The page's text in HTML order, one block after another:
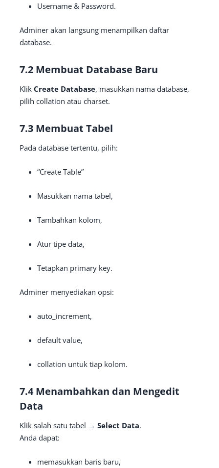
Username & Password.
Adminer akan langsung menampilkan daftar
database.
7.2 Membuat Database Baru
Klik Create Database, masukkan nama database,
pilih collation atau charset.
7.3 Membuat Tabel
Pada database tertentu, pilih:
“Create Table”
Masukkan nama tabel,
Tambahkan kolom,
Atur tipe data,
Tetapkan primary key.
Adminer menyediakan opsi:
auto_increment,
default value,
collation untuk tiap kolom.
7.4 Menambahkan dan Mengedit
Data
Klik salah satu tabel → Select Data.
Anda dapat:
memasukkan baris baru,